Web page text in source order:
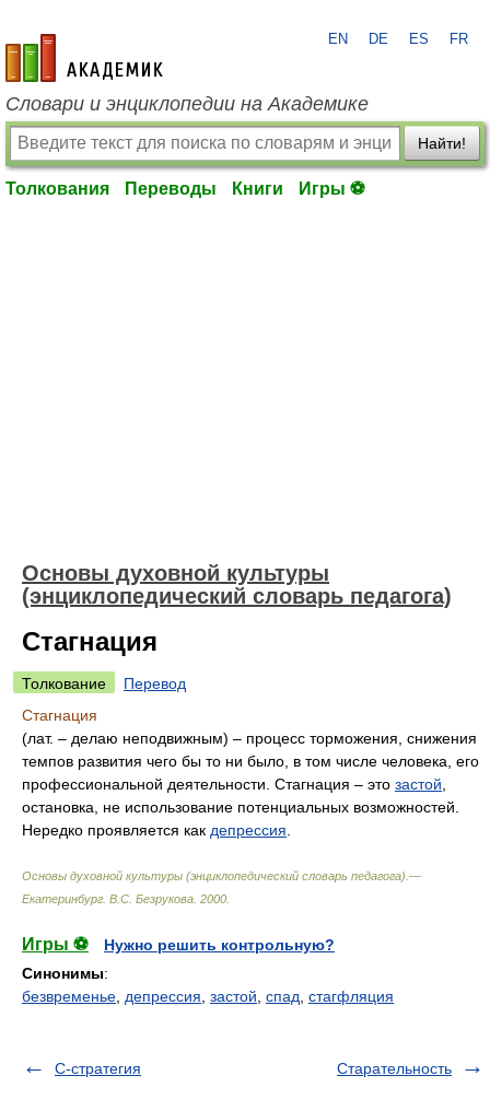
academic.ru
EN DE ES FR
Словари и энциклопедии на Академике
Найти!
Толкования Переводы Книги Игры ⚽
Основы духовной культуры
(энциклопедический словарь педагога)
Стагнация
Толкование
Перевод
Стагнация
(лат. – делаю неподвижным) – процесс торможения, снижения
темпов развития чего бы то ни было, в том числе человека, его
профессиональной деятельности. Стагнация – это застой
остановка, не использование потенциальных возможностей.
Нередко проявляется как депрессия
Основы духовной культуры (энциклопедический словарь педагога).—
Екатеринбург В.С. Безрукова 2000
Игры ⚽
Нужно решить контрольную?
Синонимы:
безвременье депрессия застой спад стагфляция
С-стратегия Старательность